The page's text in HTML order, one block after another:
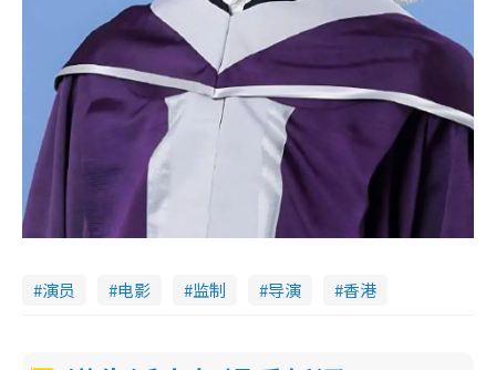
演员 电影 监制 导演 香港